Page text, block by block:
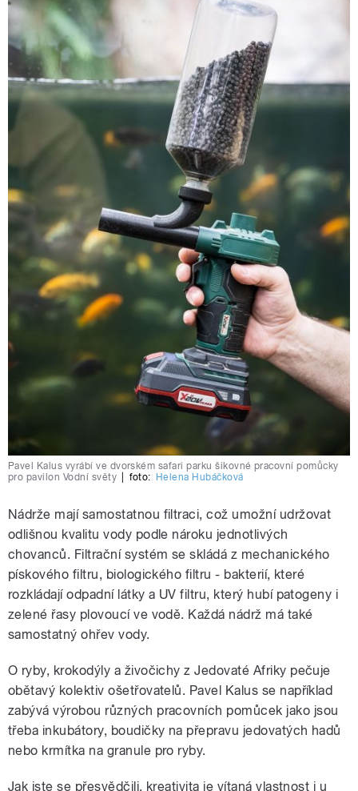
Pavel Kalus vyrábí ve dvorském safari parku šikovné pracovní pomůcky
pro pavilon Vodní světy
foto: Helena Hubáčková
Nádrže mají samostatnou filtraci, což umožní udržovat
odlišnou kvalitu vody podle nároku jednotlivých
chovanců. Filtrační systém se skládá z mechanického
pískového filtru, biologického filtru - bakterií, které
rozkládají odpadní látky a UV filtru, který hubí patogeny i
zelené řasy plovoucí ve vodě. Každá nádrž má také
samostatný ohřev vody.
O ryby, krokodýly a živočichy z Jedovaté Afriky pečuje
obětavý kolektiv ošetřovatelů. Pavel Kalus se například
zabývá výrobou různých pracovních pomůcek jako jsou
třeba inkubátory, boudičky na přepravu jedovatých hadů
nebo krmítka na granule pro ryby.
Jak jste se přesvědčili, kreativita je vítaná vlastnost i u